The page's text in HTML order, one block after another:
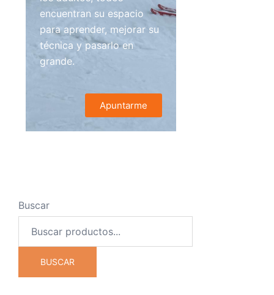
encuentran su espacio
para aprender, mejorar su
técnica y pasarlo en
grande.
Apuntarme
Buscar
BUSCAR